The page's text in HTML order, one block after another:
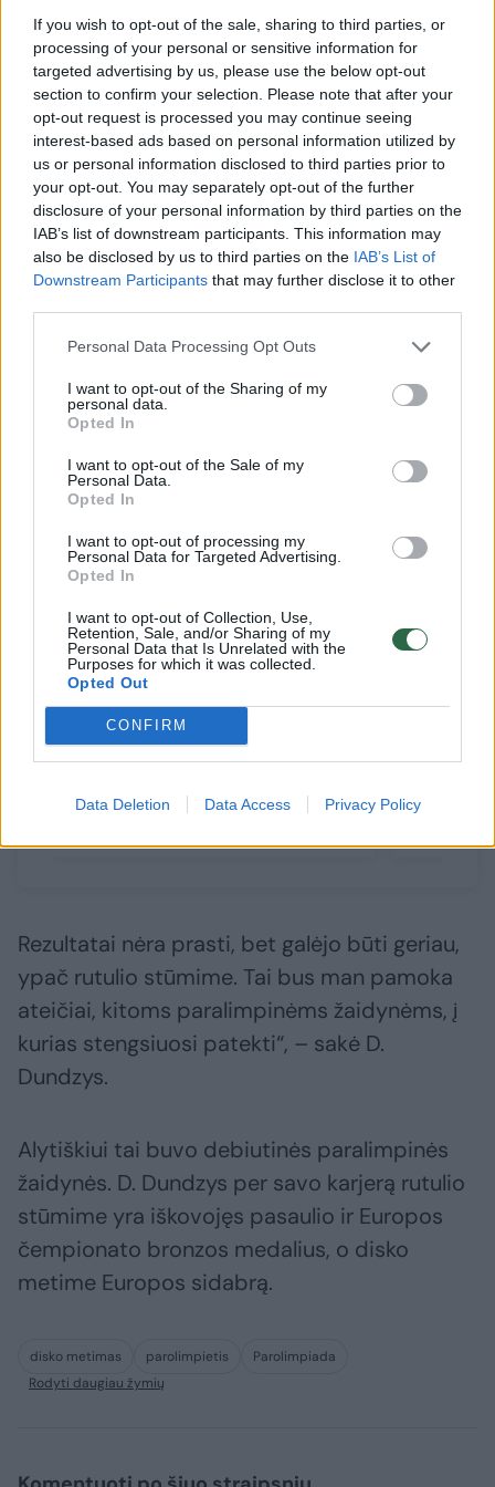
If you wish to opt-out of the sale, sharing to third parties, or
processing of your personal or sensitive information for
targeted advertising by us, please use the below opt-out
section to confirm your selection. Please note that after your
opt-out request is processed you may continue seeing
interest-based ads based on personal information utilized by
us or personal information disclosed to third parties prior to
your opt-out. You may separately opt-out of the further
disclosure of your personal information by third parties on the
IAB’s list of downstream participants. This information may
also be disclosed by us to third parties on the IAB’s List of
Downstream Participants that may further disclose it to other
Personal Data Processing Opt Outs
I want to opt-out of the Sharing of my
personal data.
Opted In
I want to opt-out of the Sale of my
Personal Data.
Opted In
I want to opt-out of processing my
Personal Data for Targeted Advertising.
Opted In
I want to opt-out of Collection, Use,
Retention, Sale, and/or Sharing of my
Personal Data that Is Unrelated with the
Purposes for which it was collected.
Opted Out
CONFIRM
Data Deletion Data Access Privacy Policy
varžovą. Diskas skrido toliausiai šį sezoną,
bet norėjosi dar toliau – gerinti savo
asmeninį rezultatą. Konkurencija Tokijuje labai
didelė, čia susirinkę stipriausi varžovai iš viso
pasaulio.
Disko metimas – antra mano rungtis.
Pagrindinė – rutulio stūmimas, kuriame
pagerinau savo rekordą ir užėmiau šeštą
vietą. Labiausiai norėjosi gerai pasirodyti
būtent šioje rungtyje.
Airijos paralimpietė G.
Štreimikytė sporto
nenusileisti J. Štreimikytei
bronzos
Rezultatai nėra prasti, bet galėjo būti geriau,
ypač rutulio stūmime. Tai bus man pamoka
ateičiai, kitoms paralimpinėms žaidynėms, į
kurias stengsiuosi patekti“, – sakė D.
Dundzys.
Alytiškiui tai buvo debiutinės paralimpinės
žaidynės. D. Dundzys per savo karjerą rutulio
stūmime yra iškovojęs pasaulio ir Europos
čempionato bronzos medalius, o disko
metime Europos sidabrą.
disko metimas parolimpietis
Parolimpiada
Rodyti daugiau žymių